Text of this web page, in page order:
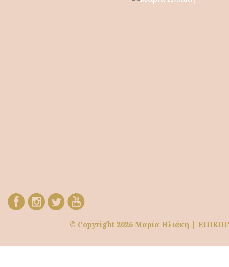
© Copyright 2026 Μαρία Ηλιάκη |